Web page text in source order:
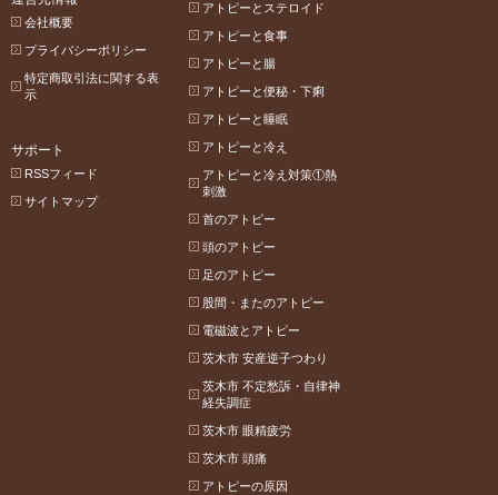
アトピーとステロイド
アトピーと食事
アトピーと腸
アトピーと便秘・下痢
アトピーと睡眠
アトピーと冷え
アトピーと冷え対策①熱
刺激
首のアトピー
頭のアトピー
足のアトピー
股間・またのアトピー
電磁波とアトピー
茨木市 安産逆子つわり
茨木市 不定愁訴・自律神
経失調症
茨木市 眼精疲労
茨木市 頭痛
アトピーの原因
会社概要
プライバシーポリシー
特定商取引法に関する表
示
サポート
RSSフィード
サイトマップ